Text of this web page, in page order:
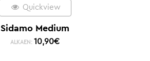
Quickview
Sidamo Medium
ALKAEN: 10,90€